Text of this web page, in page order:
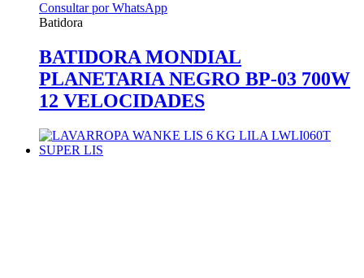
Consultar por WhatsApp
Batidora
BATIDORA MONDIAL
PLANETARIA NEGRO BP-03 700W
12 VELOCIDADES